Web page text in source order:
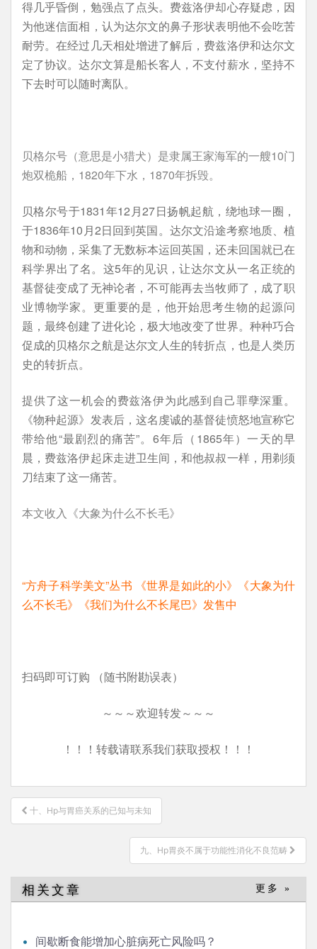
得几乎昏倒，勉强点了点头。费兹洛伊却心存疑虑，因
为他迷信面相，认为达尔文的鼻子形状表明他不会吃苦
耐劳。在经过几天相处增进了解后，费兹洛伊和达尔文
定了协议。达尔文算是船长客人，不支付薪水，坚持不
下去时可以随时离队。
贝格尔号（意思是小猎犬）是隶属王家海军的一艘10门
炮双桅船，1820年下水，1870年拆毁。
贝格尔号于1831年12月27日扬帆起航，绕地球一圈，
于1836年10月2日回到英国。达尔文沿途考察地质、植
物和动物，采集了无数标本运回英国，还未回国就已在
科学界出了名。这5年的见识，让达尔文从一名正统的
基督徒变成了无神论者，不可能再去当牧师了，成了职
业博物学家。更重要的是，他开始思考生物的起源问
题，最终创建了进化论，极大地改变了世界。种种巧合
促成的贝格尔之航是达尔文人生的转折点，也是人类历
史的转折点。
提供了这一机会的费兹洛伊为此感到自己罪孽深重。
《物种起源》发表后，这名虔诚的基督徒愤怒地宣称它
带给他“最剧烈的痛苦”。6年后（1865年）一天的早
晨，费兹洛伊起床走进卫生间，和他叔叔一样，用剃须
刀结束了这一痛苦。
本文收入《大象为什么不长毛》
“方舟子科学美文”丛书 《世界是如此的小》《大象为什
么不长毛》《我们为什么不长尾巴》发售中
扫码即可订购 （随书附勘误表）
～～～欢迎转发～～～
！！！转载请联系我们获取授权！！！
文
章
十、Hp与胃癌关系的已知与未知
九、Hp胃炎不属于功能性消化不良范畴
相关文章 更多 »
间歇断食能增加心脏病死亡风险吗？